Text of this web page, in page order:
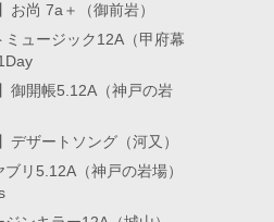
お尚 7a＋（御前岩）
ミュージック12A（甲府幕
】御開帳5.12A（神戸の岩
デザートソング（河又）
ブリ5.12A（神戸の岩場）